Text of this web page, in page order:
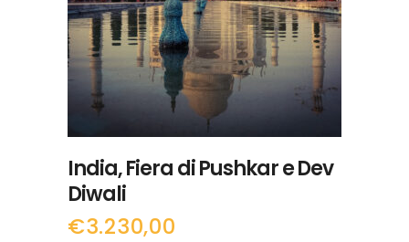
India, Fiera di Pushkar e Dev
Diwali
€3.230,00